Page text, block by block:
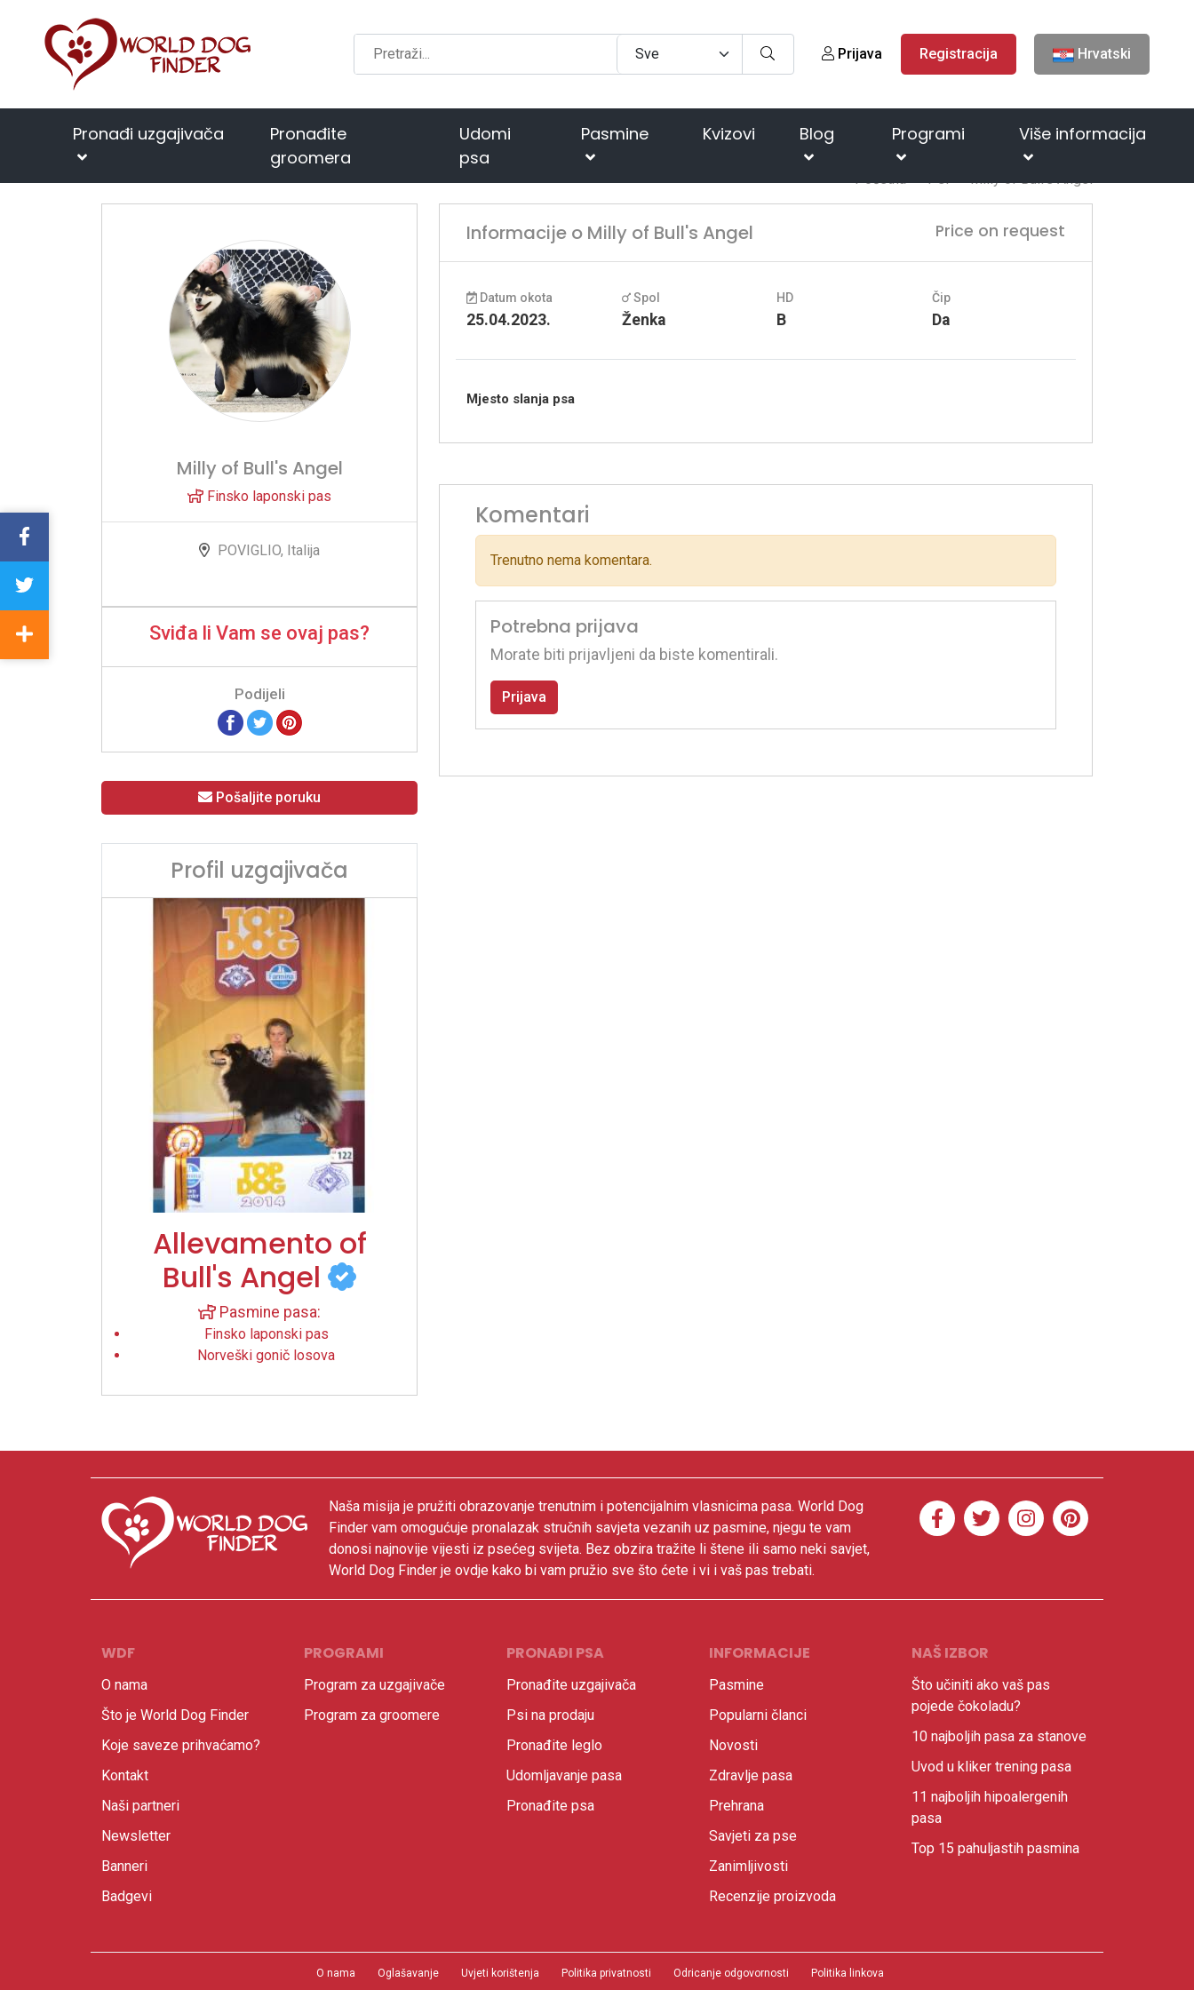
Prijava Registracija Hrvatski
Pronađi uzgajivača
Pronađite
groomera
Udomi
psa
Pasmine Kvizovi Blog Programi Više informacija
Početna Psi Milly of Bull's Angel
Milly of Bull's Angel
Finsko laponski pas
POVIGLIO, Italija
Sviđa li Vam se ovaj pas?
Podijeli
Pošaljite poruku
Profil uzgajivača
Allevamento of
Bull's Angel
Pasmine pasa:
Finsko laponski pas
Norveški gonič losova
Informacije o Milly of Bull's Angel Price on request
Datum okota
25.04.2023.
Spol
Ženka
HD
B
Čip
Da
Mjesto slanja psa
Komentari
Trenutno nema komentara.
Potrebna prijava
Morate biti prijavljeni da biste komentirali.
Prijava
Naša misija je pružiti obrazovanje trenutnim i potencijalnim vlasnicima pasa. World Dog
Finder vam omogućuje pronalazak stručnih savjeta vezanih uz pasmine, njegu te vam
donosi najnovije vijesti iz psećeg svijeta. Bez obzira tražite li štene ili samo neki savjet,
World Dog Finder je ovdje kako bi vam pružio sve što ćete i vi i vaš pas trebati.
WDF
O nama
Što je World Dog Finder
Koje saveze prihvaćamo?
Kontakt
Naši partneri
Newsletter
Banneri
Badgevi
PROGRAMI
Program za uzgajivače
Program za groomere
PRONAĐI PSA
Pronađite uzgajivača
Psi na prodaju
Pronađite leglo
Udomljavanje pasa
Pronađite psa
INFORMACIJE
Pasmine
Popularni članci
Novosti
Zdravlje pasa
Prehrana
Savjeti za pse
Zanimljivosti
Recenzije proizvoda
NAŠ IZBOR
Što učiniti ako vaš pas
pojede čokoladu?
10 najboljih pasa za stanove
Uvod u kliker trening pasa
11 najboljih hipoalergenih
pasa
Top 15 pahuljastih pasmina
O nama Oglašavanje Uvjeti korištenja Politika privatnosti Odricanje odgovornosti Politika linkova